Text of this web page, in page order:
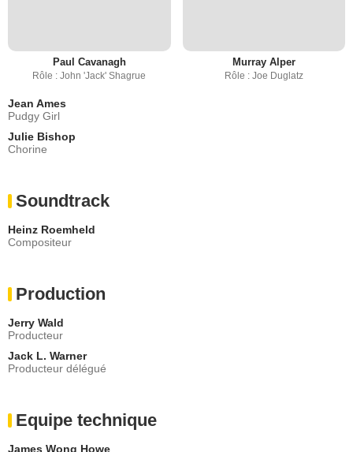
Paul Cavanagh
Rôle : John 'Jack' Shagrue
Murray Alper
Rôle : Joe Duglatz
Jean Ames
Pudgy Girl
Julie Bishop
Chorine
Soundtrack
Heinz Roemheld
Compositeur
Production
Jerry Wald
Producteur
Jack L. Warner
Producteur délégué
Equipe technique
James Wong Howe